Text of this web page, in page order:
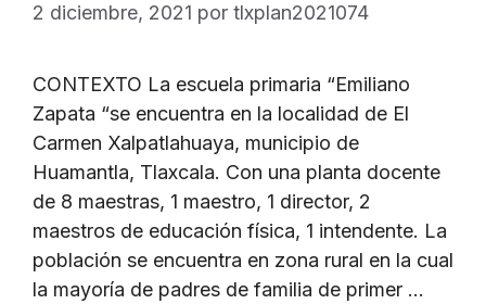
2 diciembre, 2021 por tlxplan2021074
CONTEXTO La escuela primaria “Emiliano
Zapata “se encuentra en la localidad de El
Carmen Xalpatlahuaya, municipio de
Huamantla, Tlaxcala. Con una planta docente
de 8 maestras, 1 maestro, 1 director, 2
maestros de educación física, 1 intendente. La
población se encuentra en zona rural en la cual
la mayoría de padres de familia de primer …